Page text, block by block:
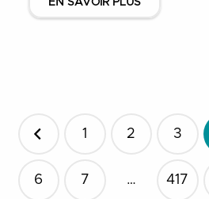
EN SAVOIR PLUS
Pagination
publications
1 2 3
6 7 … 417